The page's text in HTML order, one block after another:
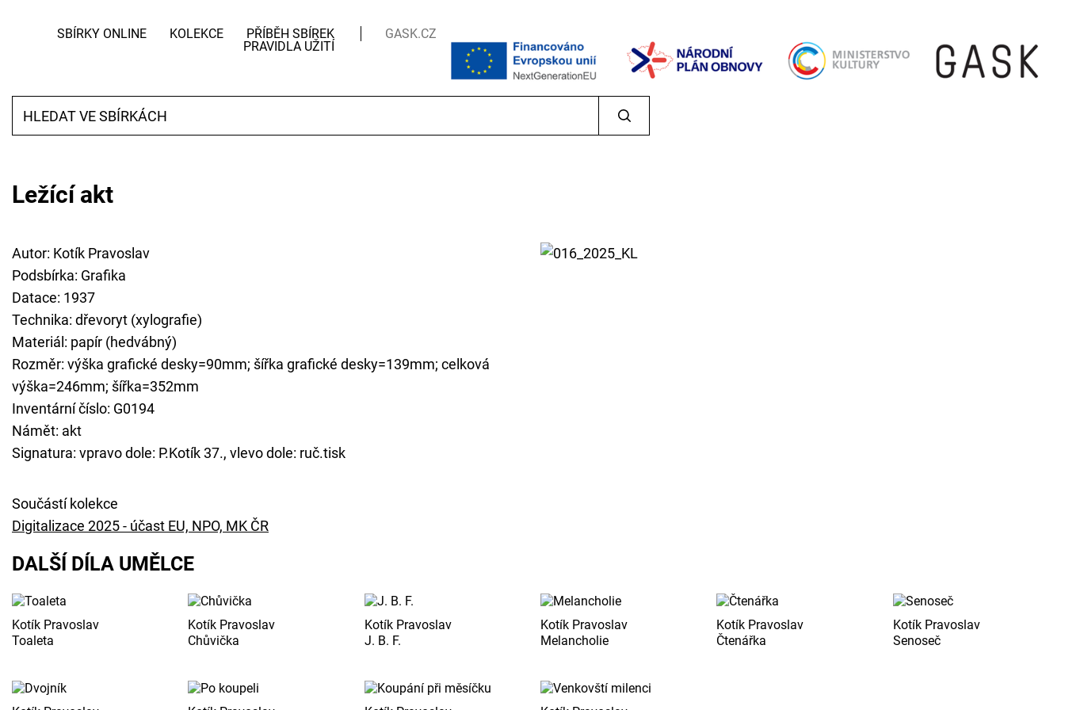
SBÍRKY ONLINE KOLEKCE
PŘÍBĚH SBÍREK
PRAVIDLA UŽITÍ
GASK.CZ
Ležící akt
Autor: Kotík Pravoslav
Podsbírka: Grafika
Datace: 1937
Technika: dřevoryt (xylografie)
Materiál: papír (hedvábný)
Rozměr: výška grafické desky=90mm; šířka grafické desky=139mm; celková
výška=246mm; šířka=352mm
Inventární číslo: G0194
Námět: akt
Signatura: vpravo dole: P.Kotík 37., vlevo dole: ruč.tisk
Součástí kolekce
Digitalizace 2025 - účast EU, NPO, MK ČR
DALŠÍ DÍLA UMĚLCE
Kotík Pravoslav
Toaleta
Kotík Pravoslav
Chůvička
Kotík Pravoslav
J. B. F.
Kotík Pravoslav
Melancholie
Kotík Pravoslav
Čtenářka
Kotík Pravoslav
Senoseč